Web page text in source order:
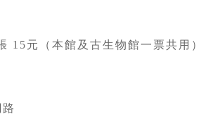
15元（本館及古生物館一票共用